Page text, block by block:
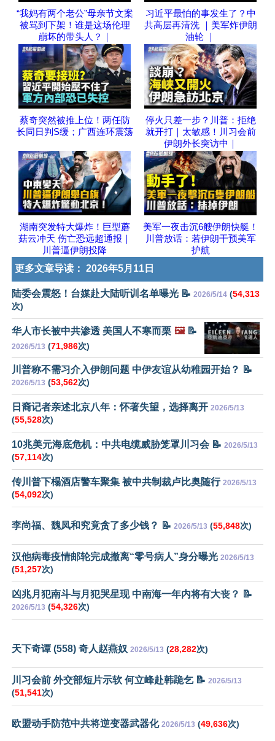
“我妈有两个老公”母亲节文案
被骂到下架！谁是这场伦理
崩坏的带头人？｜
习近平最怕的事发生了？中
共高层再清洗 ｜美军炸伊朗
油轮 ｜
蔡奇突然被推上位！两任防
长同日判S缓；广西连环震荡
停火只差一步？川普：拒绝
就开打｜太敏感！川习会前
伊朗外长突访中｜
湖南突发特大爆炸！巨型蘑
菇云冲天 伤亡恐远超通报｜
川普逼伊朗投降
美军一夜击沉6艘伊朗快艇！
川普放话：若伊朗干预美军
护航
更多文章导读： 2026年5月11日
陆委会震怒！台媒赴大陆听训名单曝光 📝 2026/5/14 (54,313
次)
华人市长被中共渗透 美国人不寒而栗 🖼️📝
2026/5/13 (71,986次)
川普称不需习介入伊朗问题 中伊友谊从幼稚园开始？ 📝
2026/5/13 (53,562次)
日裔记者亲述北京八年：怀著失望，选择离开 2026/5/13
(55,528次)
10兆美元海底危机：中共电缆威胁笼罩川习会 📝 2026/5/13
(57,114次)
传川普下榻酒店警车聚集 被中共制裁卢比奥随行 2026/5/13
(54,092次)
李尚福、魏凤和究竟贪了多少钱？ 📝 2026/5/13 (55,848次)
汉他病毒疫情邮轮完成撤离“零号病人”身分曝光 2026/5/13
(51,257次)
凶兆月犯南斗与月犯哭星现 中南海一年内将有大丧？ 📝
2026/5/13 (54,326次)
天下奇谭 (558) 奇人赵燕奴 2026/5/13 (28,282次)
川习会前 外交部短片示软 何立峰赴韩跪乞 📝 2026/5/13
(51,541次)
欧盟动手防范中共将逆变器武器化 2026/5/13 (49,636次)